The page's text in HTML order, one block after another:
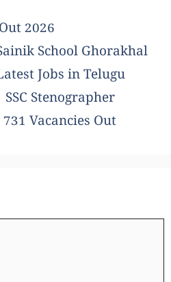
2026
School Ghorakhal
Jobs in Telugu
Stenographer
Vacancies Out